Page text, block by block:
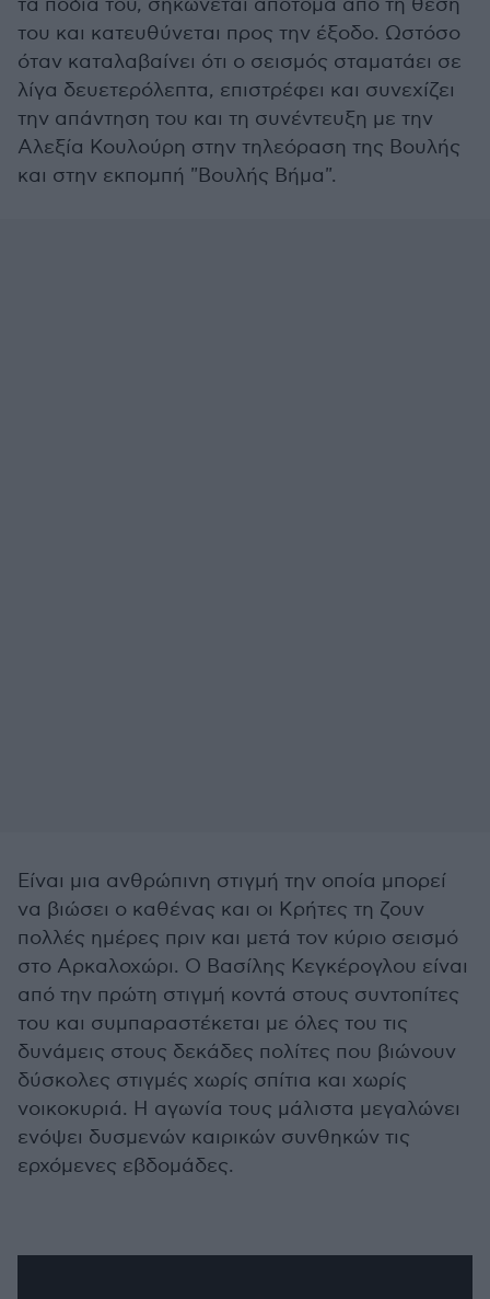
τα πόδια του, σηκώνεται απότομα από τη θέση
του και κατευθύνεται προς την έξοδο. Ωστόσο
όταν καταλαβαίνει ότι ο σεισμός σταματάει σε
λίγα δευετερόλεπτα, επιστρέφει και συνεχίζει
την απάντηση του και τη συνέντευξη με την
Αλεξία Κουλούρη στην τηλεόραση της Βουλής
και στην εκπομπή "Βουλής Βήμα".
Είναι μια ανθρώπινη στιγμή την οποία μπορεί
να βιώσει ο καθένας και οι Κρήτες τη ζουν
πολλές ημέρες πριν και μετά τον κύριο σεισμό
στο Αρκαλοχώρι. Ο Βασίλης Κεγκέρογλου είναι
από την πρώτη στιγμή κοντά στους συντοπίτες
του και συμπαραστέκεται με όλες του τις
δυνάμεις στους δεκάδες πολίτες που βιώνουν
δύσκολες στιγμές χωρίς σπίτια και χωρίς
νοικοκυριά. Η αγωνία τους μάλιστα μεγαλώνει
ενόψει δυσμενών καιρικών συνθηκών τις
ερχόμενες εβδομάδες.